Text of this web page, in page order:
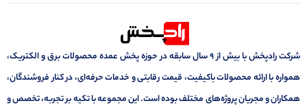
شرکت رادپخش با بیش از ۹ سال سابقه در حوزه پخش عمده محصولات برق و الکتریک،
همواره با ارائه محصولات باکیفیت، قیمت رقابتی و خدمات حرفه‌ای، در کنار فروشندگان،
همکاران و مجریان پروژه‌های مختلف بوده است. این مجموعه با تکیه بر تجربه، تخصص و